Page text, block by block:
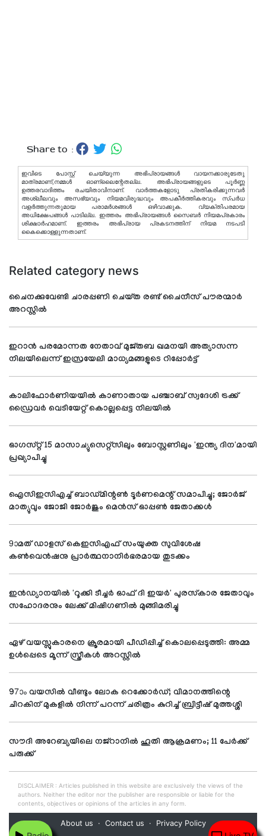
Share to :
ഇവിടെ പോസ്റ്റ് ചെയ്യുന്ന അഭിപ്രായങ്ങള്‍ വായനക്കാരുടേതു
മാത്രമാണ്,നമ്മൾ ഓണ്ലൈന്റേതല്ല. അഭിപ്രായങ്ങളുടെ പൂർണ്ണ
ഉത്തരവാദിത്തം രചയിതാവിനാണ്. വാര്‍ത്തകളോടു പ്രതികരിക്കുന്നവര്‍
അശ്ലീലവും അസഭ്യവും നിയമവിരുദ്ധവും അപകീര്‍ത്തികരവും സ്പര്‍ധ
വളര്‍ത്തുന്നതുമായ പരാമര്‍ശങ്ങള്‍ ഒഴിവാക്കുക. വ്യക്തിപരമായ
അധിക്ഷേപങ്ങള്‍ പാടില്ല. ഇത്തരം അഭിപ്രായങ്ങള്‍ സൈബര്‍ നിയമപ്രകാരം
ശിക്ഷാര്‍ഹമാണ്. ഇത്തരം അഭിപ്രായ പ്രകടനത്തിന് നിയമ നടപടി
കൈക്കൊള്ളുന്നതാണ്.
Related category news
ചൈനക്കുവേണ്ടി ചാരപ്പണി ചെയ്ത രണ്ട് ചൈനീസ് പൗരന്മാർ
അറസ്റ്റിൽ
ഇറാന്‍ പരമോന്നത നേതാവ് മുജ്തബ ഖമനയി അത്യാസന്ന
നിലയിലെന്ന് ഇസ്രയേലി മാധ്യമങ്ങളുടെ റിപ്പോര്‍ട്ട്
കാലിഫോര്‍ണിയയില്‍ കാണാതായ പഞ്ചാബ് സ്വദേശി ട്രക്ക്
ഡ്രൈവര്‍ വെടിയേറ്റ് കൊല്ലപ്പെട്ട നിലയില്‍
ഓഗസ്റ്റ് 15 മാസാച്യുസെറ്റ്സിലും ബോസ്റ്റണിലും 'ഇന്ത്യ ദിന'മായി
പ്രഖ്യാപിച്ചു
ഐസിഇസിഎച്ച് ബാഡ്മിന്റണ്‍ ടൂര്‍ണമെന്റ് സമാപിച്ചു; ജോര്‍ജ്
മാത്യുവും ജോജി ജോര്‍ജും മെന്‍സ് ഓപ്പണ്‍ ജേതാക്കള്‍
9ാമത് ഡാളസ് കെഇസിഎഫ് സംയുക്ത സുവിശേഷ
കണ്‍വെന്‍ഷനു പ്രാര്‍ത്ഥനാനിര്‍ഭരമായ തുടക്കം
ഇന്‍ഡ്യാനയില്‍ 'റൂക്കി ടീച്ചര്‍ ഓഫ് ദി ഇയര്‍' പുരസ്‌കാര ജേതാവും
സഹോദരനും ലേക്ക് മിഷിഗണില്‍ മുങ്ങിമരിച്ചു
ഏഴ് വയസ്സുകാരനെ ക്രൂരമായി പീഡിപ്പിച്ച് കൊലപ്പെടുത്തി: അമ്മ
ഉള്‍പ്പെടെ മൂന്ന് സ്ത്രീകള്‍ അറസ്റ്റില്‍
97ാം വയസില്‍ വീണ്ടും ലോക റെക്കോര്‍ഡ്; വിമാനത്തിന്റെ
ചിറകിന് മുകളില്‍ നിന്ന് പറന്ന് ചരിത്രം കുറിച്ച് ബ്രിട്ടീഷ് മുത്തശ്ശി
സൗദി അറേബ്യയിലെ നജ്റാനില്‍ ഹൂതി ആക്രമണം; 11 പേര്‍ക്ക്
പരുക്ക്
DISCLAIMER : Articles published in this website are exclusively the views of the
authors. Neither the editor nor the publisher are responsible or liable for the
contents, objectives or opinions of the articles in any form.
About us Contact us Privacy Policy